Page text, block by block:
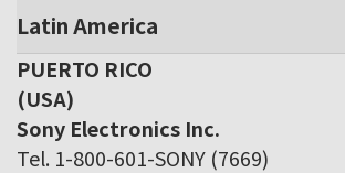
Latin America
PUERTO RICO
(USA)
Sony Electronics Inc.
Tel. 1-800-601-SONY (7669)